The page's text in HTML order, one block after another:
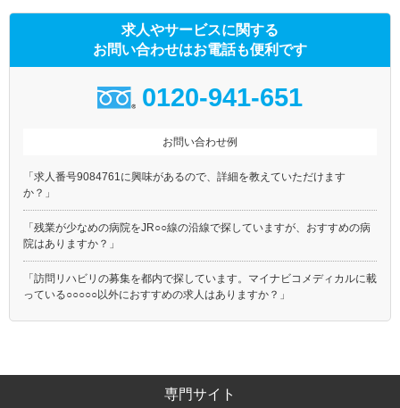
求人やサービスに関する
お問い合わせはお電話も便利です
0120-941-651
お問い合わせ例
「求人番号9084761に興味があるので、詳細を教えていただけます
か？」
「残業が少なめの病院をJR○○線の沿線で探していますが、おすすめの病
院はありますか？」
「訪問リハビリの募集を都内で探しています。マイナビコメディカルに載
っている○○○○○以外におすすめの求人はありますか？」
専門サイト